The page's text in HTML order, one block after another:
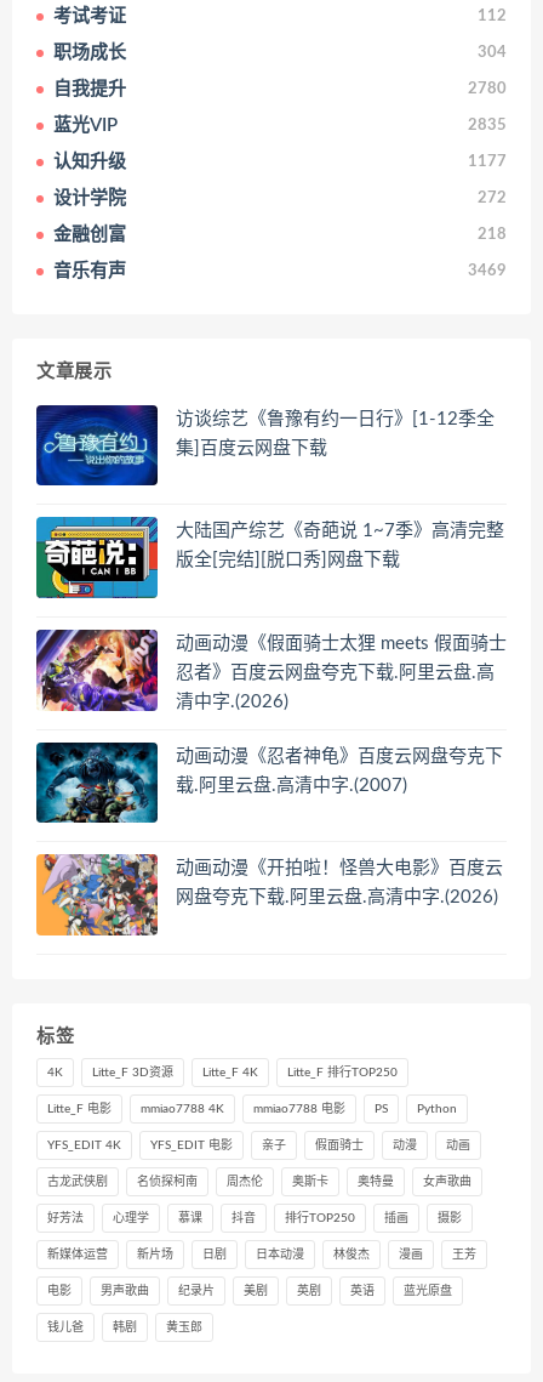
考试考证 112
职场成长 304
自我提升 2780
蓝光VIP 2835
认知升级 1177
设计学院 272
金融创富 218
音乐有声 3469
文章展示
访谈综艺《鲁豫有约一日行》[1-12季全
集]百度云网盘下载
大陆国产综艺《奇葩说 1~7季》高清完整
版全[完结][脱口秀]网盘下载
动画动漫《假面骑士太狸 meets 假面骑士
忍者》百度云网盘夸克下载.阿里云盘.高
清中字.(2026)
动画动漫《忍者神龟》百度云网盘夸克下
载.阿里云盘.高清中字.(2007)
动画动漫《开拍啦！怪兽大电影》百度云
网盘夸克下载.阿里云盘.高清中字.(2026)
标签
4K Litte_F 3D资源 Litte_F 4K Litte_F 排行TOP250
Litte_F 电影 mmiao7788 4K mmiao7788 电影 PS Python
YFS_EDIT 4K YFS_EDIT 电影 亲子 假面骑士 动漫 动画
古龙武侠剧 名侦探柯南 周杰伦 奥斯卡 奥特曼 女声歌曲
好芳法 心理学 慕课 抖音 排行TOP250 插画 摄影
新媒体运营 新片场 日剧 日本动漫 林俊杰 漫画 王芳
电影 男声歌曲 纪录片 美剧 英剧 英语 蓝光原盘
钱儿爸 韩剧 黄玉郎